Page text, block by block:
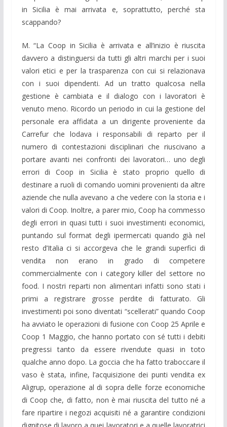
in Sicilia è mai arrivata e, soprattutto, perché sta
scappando?
M. “La Coop in Sicilia è arrivata e all’inizio è riuscita
davvero a distinguersi da tutti gli altri marchi per i suoi
valori etici e per la trasparenza con cui si relazionava
con i suoi dipendenti. Ad un tratto qualcosa nella
gestione è cambiata e il dialogo con i lavoratori è
venuto meno. Ricordo un periodo in cui la gestione del
personale era affidata a un dirigente proveniente da
Carrefur che lodava i responsabili di reparto per il
numero di contestazioni disciplinari che riuscivano a
portare avanti nei confronti dei lavoratori… uno degli
errori di Coop in Sicilia è stato proprio quello di
destinare a ruoli di comando uomini provenienti da altre
aziende che nulla avevano a che vedere con la storia e i
valori di Coop. Inoltre, a parer mio, Coop ha commesso
degli errori in quasi tutti i suoi investimenti economici,
puntando sul format degli ipermercati quando già nel
resto d’Italia ci si accorgeva che le grandi superfici di
vendita non erano in grado di competere
commercialmente con i category killer del settore no
food. I nostri reparti non alimentari infatti sono stati i
primi a registrare grosse perdite di fatturato. Gli
investimenti poi sono diventati “scellerati” quando Coop
ha avviato le operazioni di fusione con Coop 25 Aprile e
Coop 1 Maggio, che hanno portato con sé tutti i debiti
pregressi tanto da essere rivendute quasi in toto
qualche anno dopo. La goccia che ha fatto traboccare il
vaso è stata, infine, l’acquisizione dei punti vendita ex
Aligrup, operazione al di sopra delle forze economiche
di Coop che, di fatto, non è mai riuscita del tutto né a
fare ripartire i negozi acquisiti né a garantire condizioni
dignitose di lavoro a quei lavoratori e a quelle lavoratrici